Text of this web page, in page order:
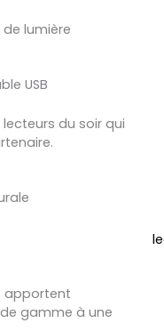
lumière
USB
lecteurs du soir qui
apportent
gamme à une